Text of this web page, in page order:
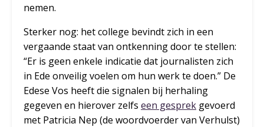
nemen.
Sterker nog: het college bevindt zich in een
vergaande staat van ontkenning door te stellen:
“Er is geen enkele indicatie dat journalisten zich
in Ede onveilig voelen om hun werk te doen.” De
Edese Vos heeft die signalen bij herhaling
gegeven en hierover zelfs een gesprek gevoerd
met Patricia Nep (de woordvoerder van Verhulst)